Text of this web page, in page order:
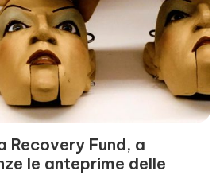
Recovery Fund, a
le anteprime delle